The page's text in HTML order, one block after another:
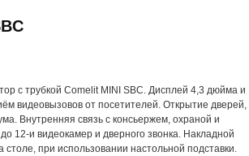
с трубкой Comelit MINI SBC. Дисплей 4,3 дюйма и
видеовызовов от посетителей. Открытие дверей,
Внутренняя связь с консьержем, охраной и
12-и видеокамер и дверного звонка. Накладной
при использовании настольной подставки.